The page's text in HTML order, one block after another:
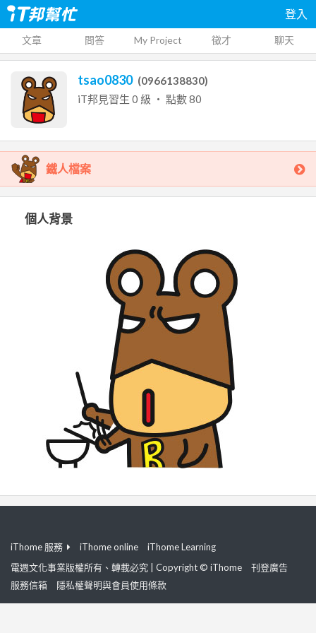
登入
文章 問答 My Project 徵才 聊天
tsao0830 (0966138830)
iT邦見習生 0 級 ‧ 點數80
鐵人檔案
個人背景
iThome 服務 iThome online
iThome Learning
電週文化事業版權所有、轉載必究 | Copyright © iThome
刊登廣告
服務信箱
隱私權聲明與會員使用條款